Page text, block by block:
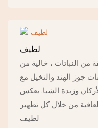
لطيف
النباتات ، خالية من
جوز الهند والنخيل مع
وزبدة الشيا. يعكس
من خلال كل تطهير
لطيف